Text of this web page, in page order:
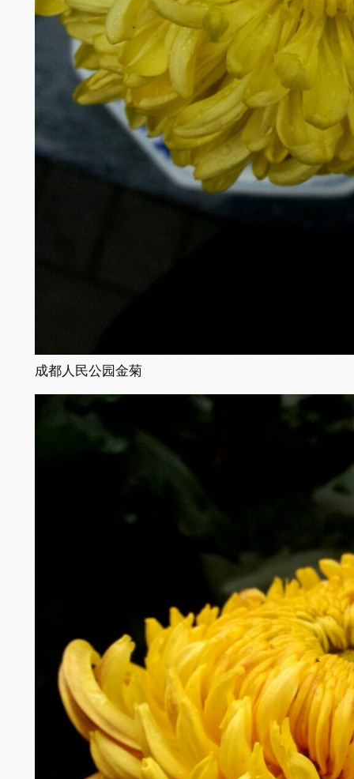
成都人民公园金菊